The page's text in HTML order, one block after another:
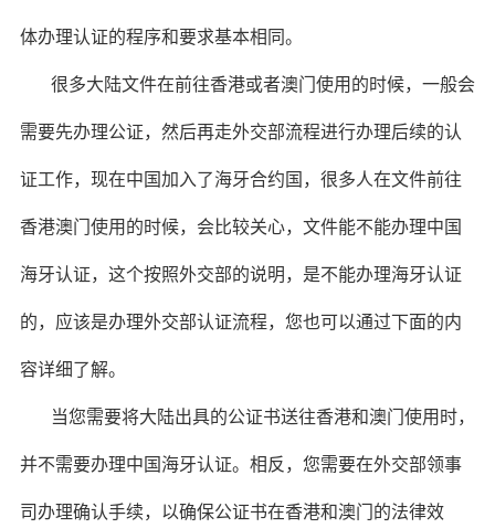
体办理认证的程序和要求基本相同。
很多大陆文件在前往香港或者澳门使用的时候，一般会
需要先办理公证，然后再走外交部流程进行办理后续的认
证工作，现在中国加入了海牙合约国，很多人在文件前往
香港澳门使用的时候，会比较关心，文件能不能办理中国
海牙认证，这个按照外交部的说明，是不能办理海牙认证
的，应该是办理外交部认证流程，您也可以通过下面的内
容详细了解。
当您需要将大陆出具的公证书送往香港和澳门使用时，
并不需要办理中国海牙认证。相反，您需要在外交部领事
司办理确认手续，以确保公证书在香港和澳门的法律效